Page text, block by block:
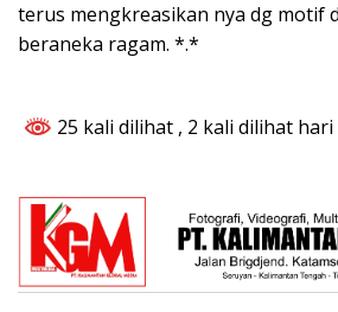
terus mengkreasikan nya dg motif
beraneka ragam. *.*
25 kali dilihat , 2 kali dilihat hari